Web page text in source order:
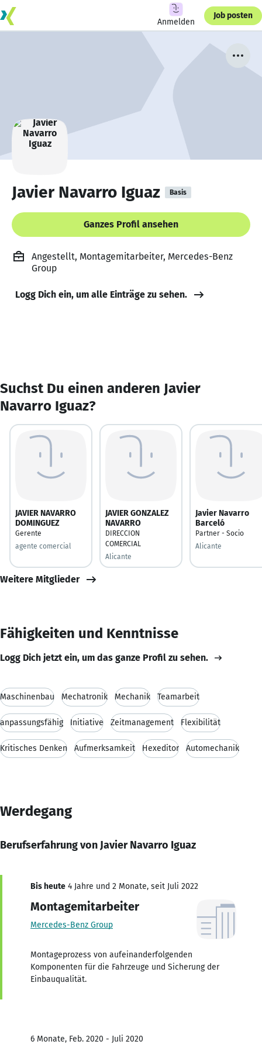
Anmelden
Job posten
Javier Navarro Iguaz Basis
Ganzes Profil ansehen
Angestellt, Montagemitarbeiter, Mercedes-Benz
Group
Logg Dich ein, um alle Einträge zu sehen.
Suchst Du einen anderen Javier
Navarro Iguaz?
JAVIER NAVARRO
DOMINGUEZ
Gerente
agente comercial
JAVIER GONZALEZ
NAVARRO
DIRECCION
COMERCIAL
Alicante
Javier Navarro
Barceló
Partner - Socio
Alicante
Weitere Mitglieder
Fähigkeiten und Kenntnisse
Logg Dich jetzt ein, um das ganze Profil zu sehen.
Maschinenbau Mechatronik Mechanik Teamarbeit
anpassungsfähig Initiative Zeitmanagement Flexibilität
Kritisches Denken Aufmerksamkeit Hexeditor Automechanik
Werdegang
Berufserfahrung von Javier Navarro Iguaz
Bis heute 4 Jahre und 2 Monate, seit Juli 2022
Montagemitarbeiter
Mercedes-Benz Group
Montageprozess von aufeinanderfolgenden
Komponenten für die Fahrzeuge und Sicherung der
Einbauqualität.
6 Monate, Feb. 2020 - Juli 2020